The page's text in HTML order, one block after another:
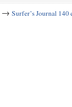
→ Surfer’s Journal 140